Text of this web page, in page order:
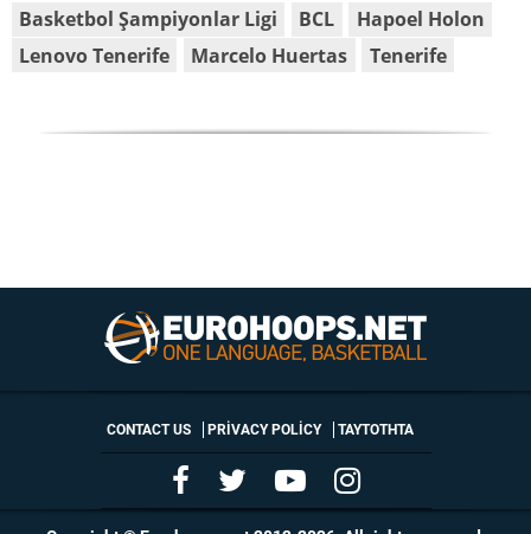
Basketbol Şampiyonlar Ligi
BCL
Hapoel Holon
Lenovo Tenerife
Marcelo Huertas Tenerife
CONTACT US PRIVACY POLICY ΤΑΥΤΟΤΗΤΑ